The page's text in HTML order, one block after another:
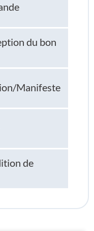
du bon
Manifeste
de